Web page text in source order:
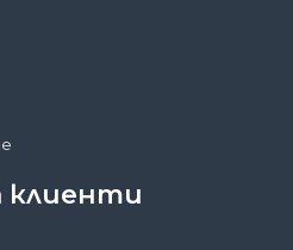
клиенти